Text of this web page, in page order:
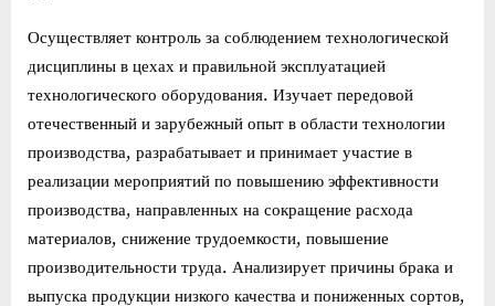
Осуществляет контроль за соблюдением технологической
дисциплины в цехах и правильной эксплуатацией
технологического оборудования. Изучает передовой
отечественный и зарубежный опыт в области технологии
производства, разрабатывает и принимает участие в
реализации мероприятий по повышению эффективности
производства, направленных на сокращение расхода
материалов, снижение трудоемкости, повышение
производительности труда. Анализирует причины брака и
выпуска продукции низкого качества и пониженных сортов,